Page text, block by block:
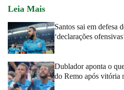
Leia Mais
Santos sai em defesa
‘declarações
Dublador aponta o
do Remo após vitória